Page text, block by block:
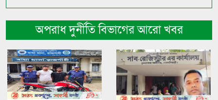
অপরাধ দুর্নীতি বিভাগের আরো খবর